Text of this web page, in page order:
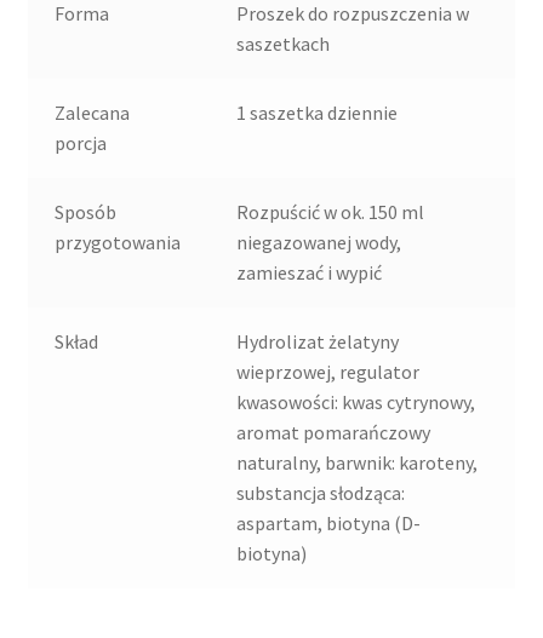
Forma
Proszek do rozpuszczenia w
saszetkach
Zalecana
porcja
1 saszetka dziennie
Sposób
przygotowania
Rozpuścić w ok. 150 ml
niegazowanej wody,
zamieszać i wypić
Skład
Hydrolizat żelatyny
wieprzowej, regulator
kwasowości: kwas cytrynowy,
aromat pomarańczowy
naturalny, barwnik: karoteny,
substancja słodząca:
aspartam, biotyna (D-
biotyna)